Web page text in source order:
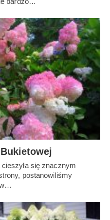
się znacznym
postanowiliśmy